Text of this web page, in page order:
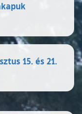
15. és 21.